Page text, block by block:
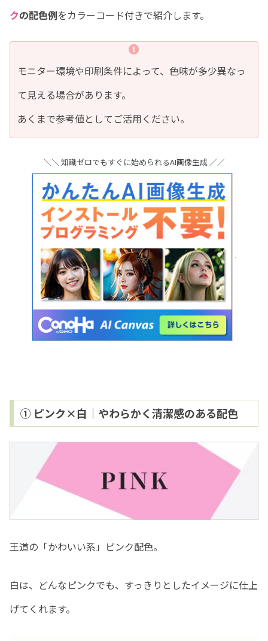
クの配色例をカラーコード付きで紹介します。
モニター環境や印刷条件によって、色味が多少異なっ
て見える場合があります。
あくまで参考値としてご活用ください。
＼＼ 知識ゼロでもすぐに始められるAI画像生成 ／／
① ピンク×白｜やわらかく清潔感のある配色
王道の「かわいい系」ピンク配色。
白は、どんなピンクでも、すっきりとしたイメージに仕上
げてくれます。